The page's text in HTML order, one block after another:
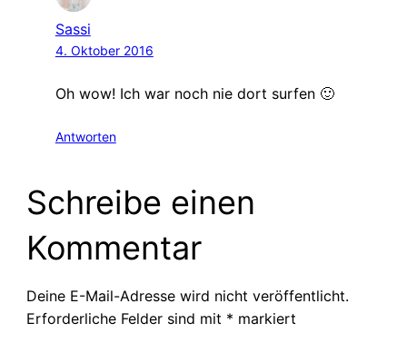
Sassi
4. Oktober 2016
Oh wow! Ich war noch nie dort surfen 🙂
Antworten
Schreibe einen
Kommentar
Deine E-Mail-Adresse wird nicht veröffentlicht.
Erforderliche Felder sind mit * markiert